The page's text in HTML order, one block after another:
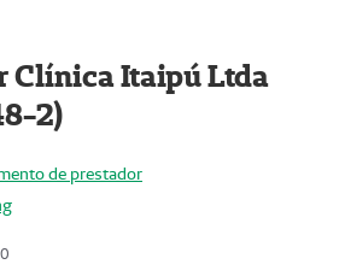
Clínica Itaipú Ltda
2)
de prestador